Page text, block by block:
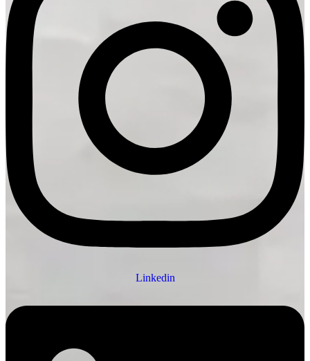
Linkedin